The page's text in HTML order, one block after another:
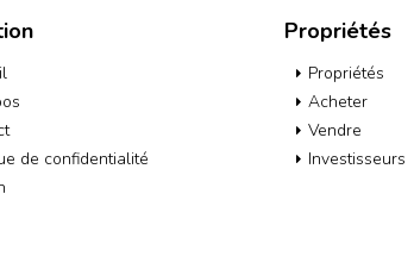
de confidentialité
Propriétés
Propriétés
Acheter
Vendre
Investisseurs